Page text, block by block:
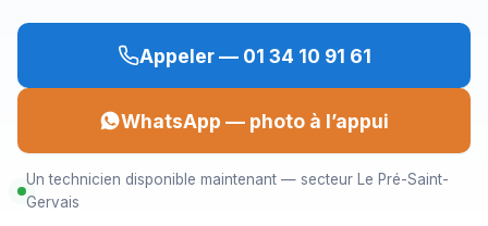
Appeler — 01 34 10 91 61
WhatsApp — photo à l’appui
Un technicien disponible maintenant — secteur Le Pré-Saint-
Gervais